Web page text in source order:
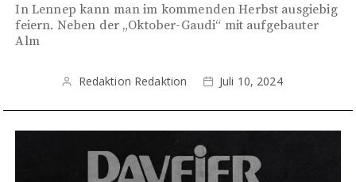
In Lennep kann man im kommenden Herbst ausgiebig
feiern. Neben der „Oktober-Gaudi“ mit aufgebauter
Alm
Redaktion Redaktion Juli 10, 2024